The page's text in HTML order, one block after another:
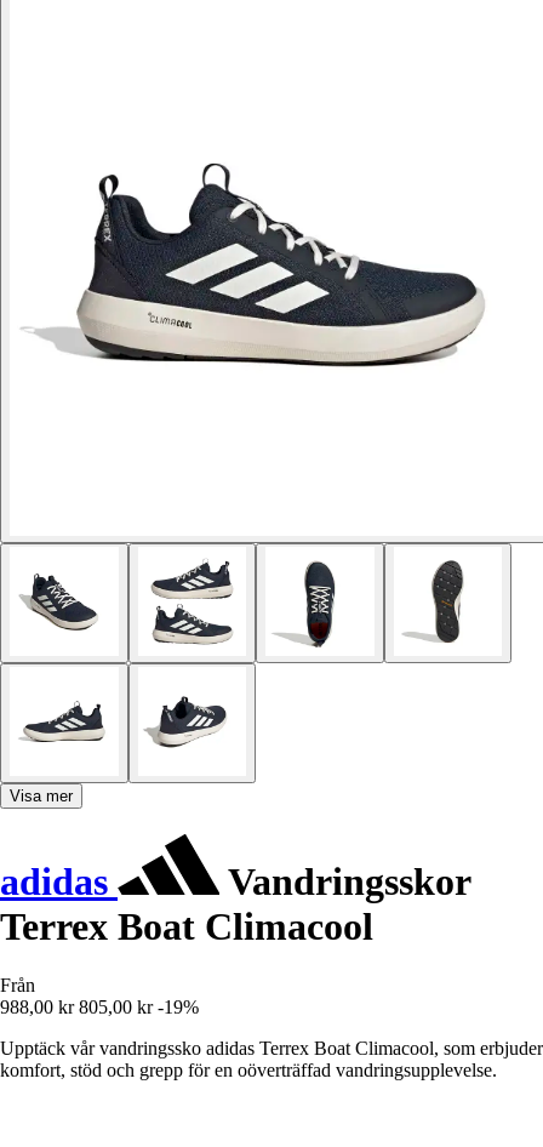
Visa mer
adidas
Vandringsskor
Terrex Boat Climacool
Från
988,00 kr 805,00 kr -19%
Upptäck vår vandringssko adidas Terrex Boat Climacool, som erbjuder
komfort, stöd och grepp för en oöverträffad vandringsupplevelse.